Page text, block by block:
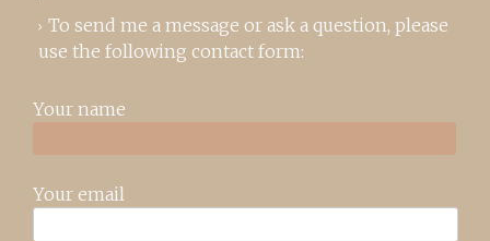
To send me a message or ask a question, please
use the following contact form:
Your name
Your email